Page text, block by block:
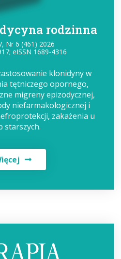
rodzinna
Nr 6 (461) 2026
eISSN 1689-4316
klonidyny w
tętniczego opornego,
migreny epizodycznej,
niefarmakologicznej i
zakażenia u
starszych.